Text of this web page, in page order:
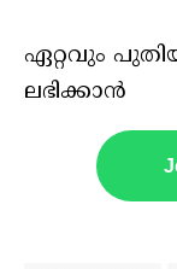
ഏറ്റവും
ലഭിക്കാൻ